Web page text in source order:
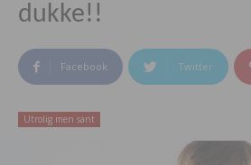
dukke!!
Facebook Twitter
Utrolig men sant